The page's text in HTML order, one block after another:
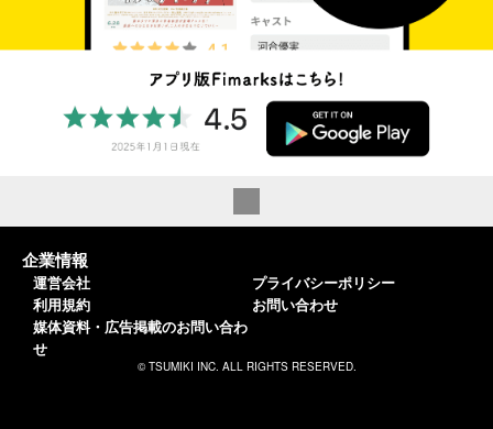
企業情報
運営会社
利用規約
媒体資料・広告掲載のお問い合わ
せ
プライバシーポリシー
お問い合わせ
© TSUMIKI INC. ALL RIGHTS RESERVED.